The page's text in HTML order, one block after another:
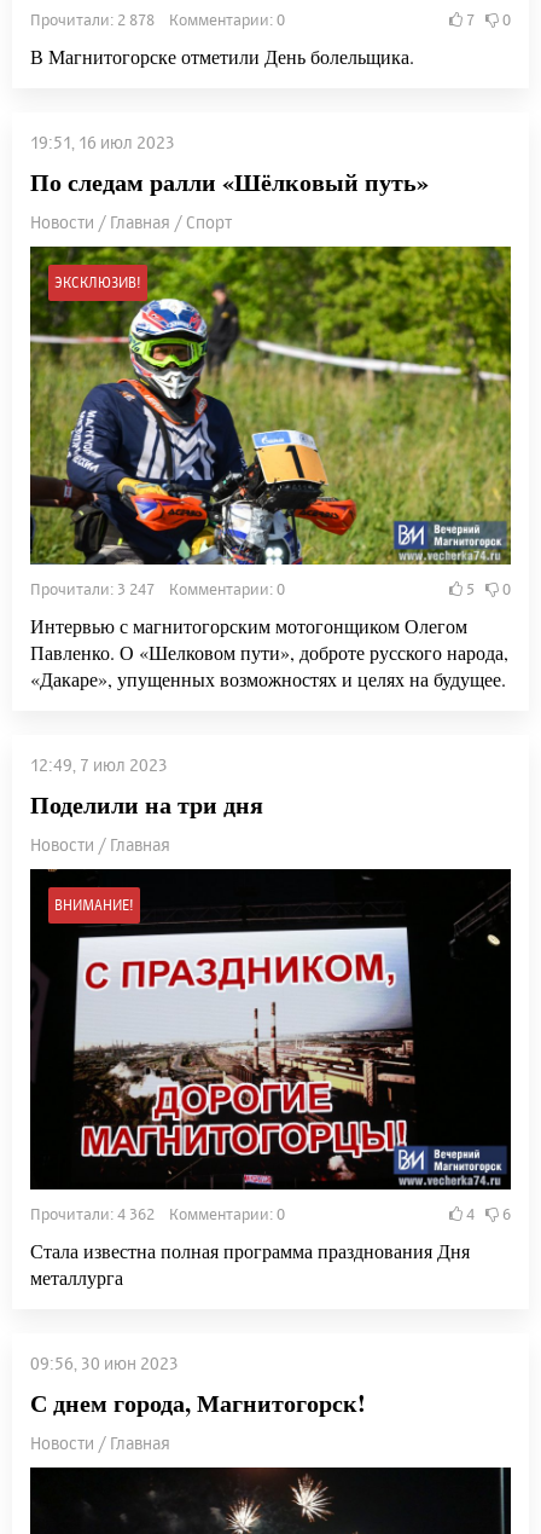
Прочитали: 2 878 Комментарии: 0 7 0
В Магнитогорске отметили День болельщика.
19:51, 16 июл 2023
По следам ралли «Шёлковый путь»
Новости / Главная / Спорт
ЭКСКЛЮЗИВ!
Прочитали: 3 247 Комментарии: 0 5 0
Интервью с магнитогорским мотогонщиком Олегом
Павленко. О «Шелковом пути», доброте русского народа,
«Дакаре», упущенных возможностях и целях на будущее.
12:49, 7 июл 2023
Поделили на три дня
Новости / Главная
ВНИМАНИЕ!
Прочитали: 4 362 Комментарии: 0 4 6
Стала известна полная программа празднования Дня
металлурга
09:56, 30 июн 2023
С днем города, Магнитогорск!
Новости / Главная